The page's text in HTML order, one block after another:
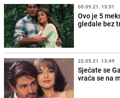
05.09.21. 13:51
Ovo je 5
gledale bez
22.05.21. 13:49
Sjećate se
vraća se na